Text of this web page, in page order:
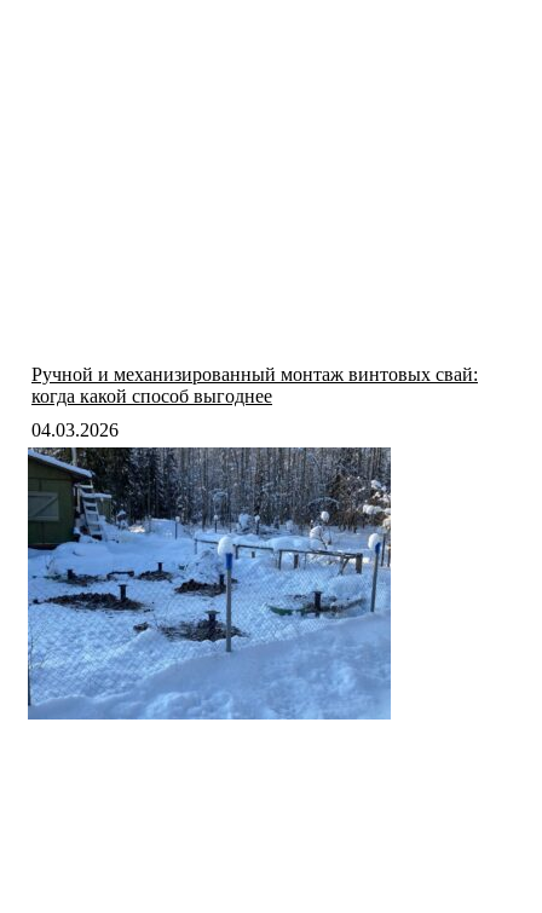
Ручной и механизированный монтаж винтовых свай:
когда какой способ выгоднее
04.03.2026